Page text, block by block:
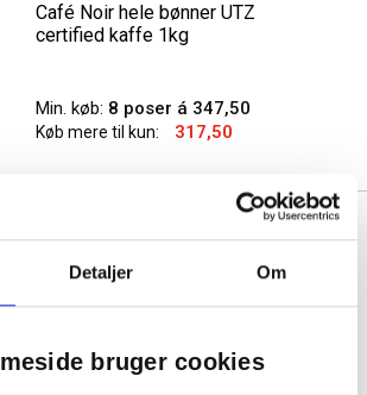
Detaljer Om
bruger cookies
Café Noir hele bønner UTZ
certified kaffe 1kg
Min. køb: 8 poser á 347,50
Køb mere til kun: 317,50
Café Noir formalet kaffe 500g
Fast lav pris